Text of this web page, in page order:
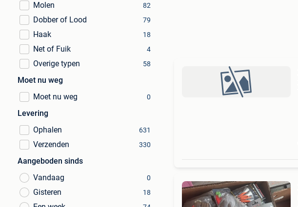
Molen 82
Dobber of Lood 79
Haak 18
Net of Fuik 4
Overige typen 58
Moet nu weg
Moet nu weg
0
Levering
Ophalen
631
Verzenden 330
Aangeboden sinds
Vandaag
0
Gisteren 18